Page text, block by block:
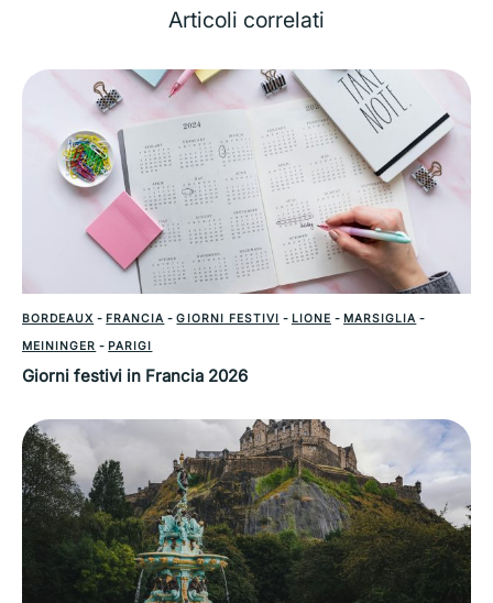
Articoli correlati
BORDEAUX - FRANCIA -GIORNI FESTIVI - LIONE - MARSIGLIA -
MEININGER - PARIGI
Giorni festivi in Francia 2026